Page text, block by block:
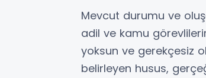
Mevcut durumu ve
adil ve kamu
yoksun ve gerekçesiz
belirleyen husus,